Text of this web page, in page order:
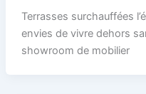
Terrasses surchauffées
envies de vivre dehors
showroom de mobilier